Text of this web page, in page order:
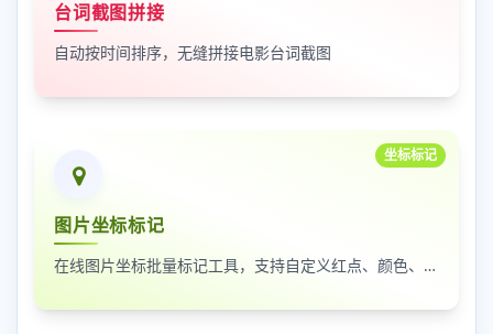
台词截图拼接
自动按时间排序，无缝拼接电影台词截图
坐标标记
图片坐标标记
在线图片坐标批量标记工具，支持自定义红点、颜色、大小及序号